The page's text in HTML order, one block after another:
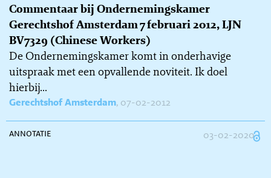
Commentaar bij Ondernemingskamer
Gerechtshof Amsterdam 7 februari 2012, LJN
BV7329 (Chinese Workers)
De Ondernemingskamer komt in onderhavige
uitspraak met een opvallende noviteit. Ik doel
hierbij...
Gerechtshof Amsterdam, 07-02-2012
annotatie 03-02-2020